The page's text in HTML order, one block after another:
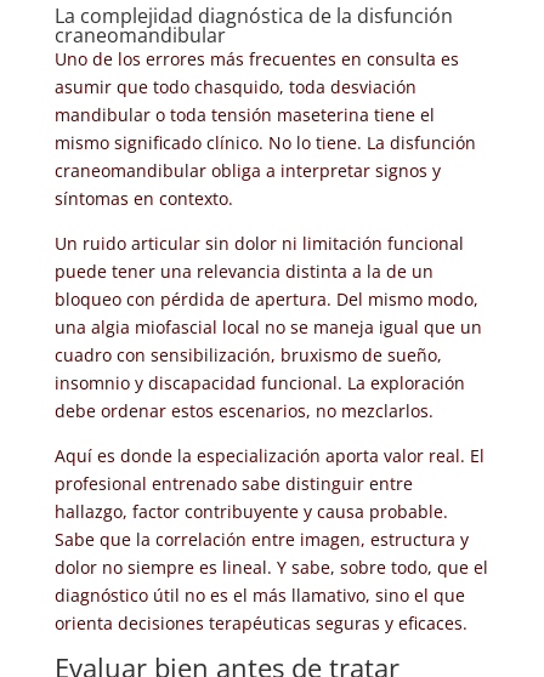
La complejidad diagnóstica de la disfunción
craneomandibular
Uno de los errores más frecuentes en consulta es
asumir que todo chasquido, toda desviación
mandibular o toda tensión maseterina tiene el
mismo significado clínico. No lo tiene. La disfunción
craneomandibular obliga a interpretar signos y
síntomas en contexto.
Un ruido articular sin dolor ni limitación funcional
puede tener una relevancia distinta a la de un
bloqueo con pérdida de apertura. Del mismo modo,
una algia miofascial local no se maneja igual que un
cuadro con sensibilización, bruxismo de sueño,
insomnio y discapacidad funcional. La exploración
debe ordenar estos escenarios, no mezclarlos.
Aquí es donde la especialización aporta valor real. El
profesional entrenado sabe distinguir entre
hallazgo, factor contribuyente y causa probable.
Sabe que la correlación entre imagen, estructura y
dolor no siempre es lineal. Y sabe, sobre todo, que el
diagnóstico útil no es el más llamativo, sino el que
orienta decisiones terapéuticas seguras y eficaces.
Evaluar bien antes de tratar